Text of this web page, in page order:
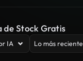
de Stock Gratis
IA Lo más reciente